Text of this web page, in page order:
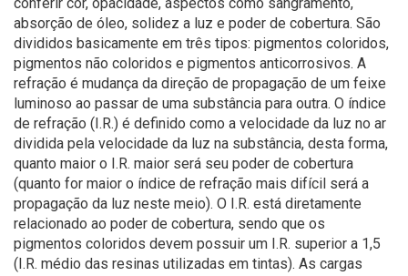
absorção de óleo, solidez a luz e poder de cobertura. São
divididos basicamente em três tipos: pigmentos coloridos,
pigmentos não coloridos e pigmentos anticorrosivos. A
refração é mudança da direção de propagação de um feixe
luminoso ao passar de uma substância para outra. O índice
de refração (I.R.) é definido como a velocidade da luz no ar
dividida pela velocidade da luz na substância, desta forma,
quanto maior o I.R. maior será seu poder de cobertura
(quanto for maior o índice de refração mais difícil será a
propagação da luz neste meio). O I.R. está diretamente
relacionado ao poder de cobertura, sendo que os
pigmentos coloridos devem possuir um I.R. superior a 1,5
(I.R. médio das resinas utilizadas em tintas). As cargas